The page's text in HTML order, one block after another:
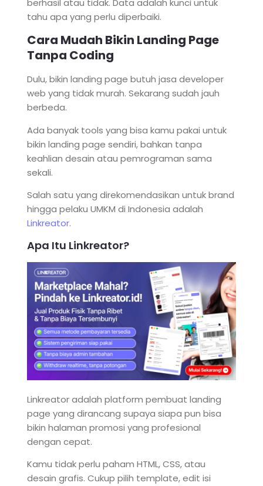
berhasil atau tidak. Data adalah kunci untuk
tahu apa yang perlu diperbaiki.
Cara Mudah Bikin Landing Page
Tanpa Coding
Dulu, bikin landing page butuh jasa developer
web yang tidak murah. Sekarang sudah jauh
berbeda.
Ada banyak tools yang bisa kamu pakai untuk
bikin landing page sendiri, bahkan tanpa
keahlian desain atau pemrograman sama
sekali.
Salah satu yang direkomendasikan untuk brand
hingga pelaku UMKM di Indonesia adalah
Linkreator.
Apa Itu Linkreator?
Linkreator adalah platform pembuat landing
page yang dirancang supaya siapa pun bisa
bikin halaman promosi yang profesional
dengan cepat.
Kamu tidak perlu paham HTML, CSS, atau
desain grafis. Cukup pilih template, edit isi